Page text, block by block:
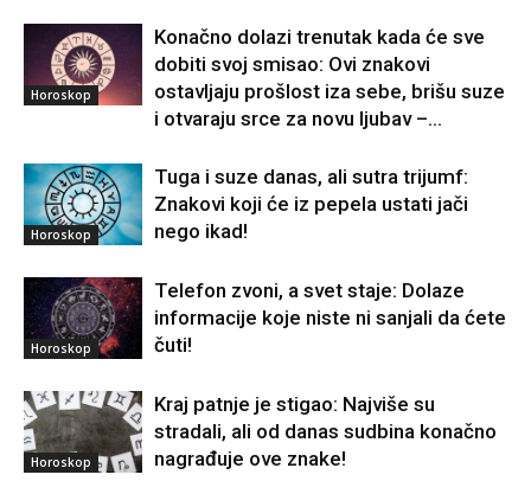
Horoskop
Konačno dolazi trenutak kada će sve
dobiti svoj smisao: Ovi znakovi
ostavljaju prošlost iza sebe, brišu suze
i otvaraju srce za novu ljubav –...
Horoskop
Tuga i suze danas, ali sutra trijumf:
Znakovi koji će iz pepela ustati jači
nego ikad!
Horoskop
Telefon zvoni, a svet staje: Dolaze
informacije koje niste ni sanjali da ćete
čuti!
Horoskop
Kraj patnje je stigao: Najviše su
stradali, ali od danas sudbina konačno
nagrađuje ove znake!